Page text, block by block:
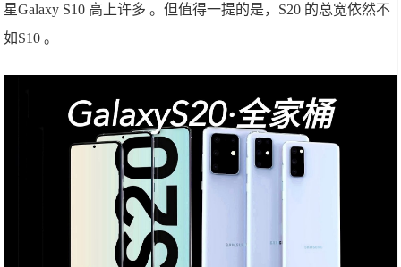
星Galaxy S10 高上许多 。但值得一提的是，S20 的总宽依然不
如S10 。